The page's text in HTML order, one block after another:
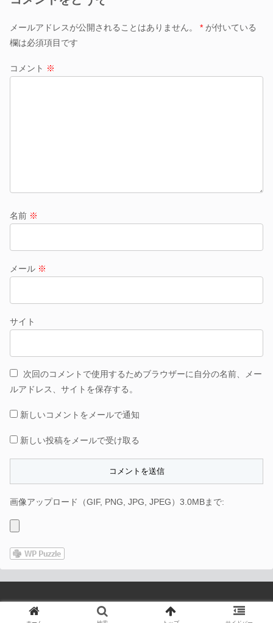
メールアドレスが公開されることはありません。 * が付いている
欄は必須項目です
コメント ※
名前 ※
メール ※
サイト
次回のコメントで使用するためブラウザーに自分の名前、メー
ルアドレス、サイトを保存する。
新しいコメントをメールで通知
新しい投稿をメールで受け取る
画像アップロード（GIF, PNG, JPG, JPEG）3.0MBまで:
Copyright © 2017-2026 パケログ All Rights Reserved.